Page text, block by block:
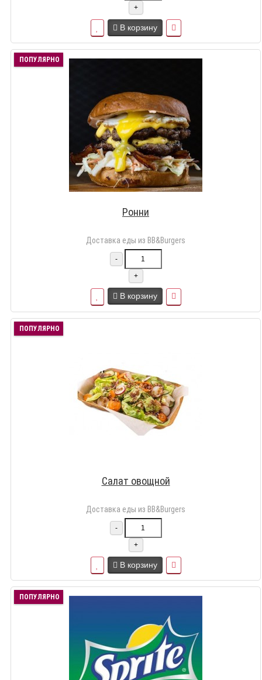
+
В корзину
ПОПУЛЯРНО
Ронни
Доставка еды из BB&Burgers
-
+
В корзину
ПОПУЛЯРНО
Салат овощной
Доставка еды из BB&Burgers
-
+
В корзину
ПОПУЛЯРНО